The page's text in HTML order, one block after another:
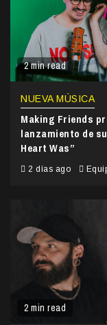
2 min read
NUEVA MÚSICA
Making Friends
lanzamiento de
Heart Was”
2 días ago
2 min read